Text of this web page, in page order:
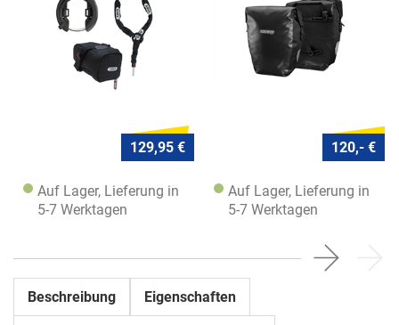
129,95 €
Auf Lager, Lieferung in
5-7 Werktagen
120,- €
Auf Lager, Lieferung in
5-7 Werktagen
Beschreibung Eigenschaften